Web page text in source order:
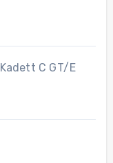
C GT/E